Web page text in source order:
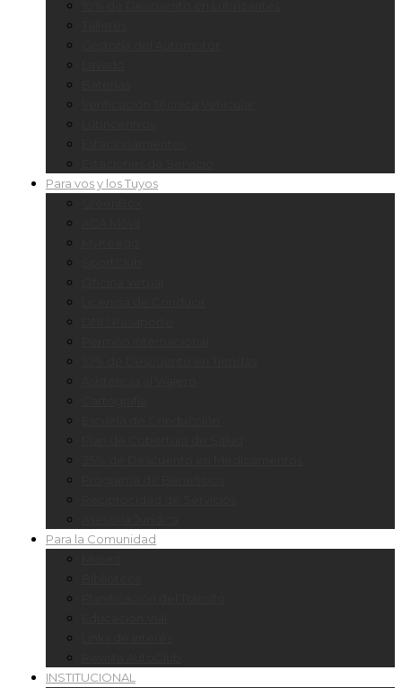
Para vos y los Tuyos
Para la Comunidad
INSTITUCIONAL